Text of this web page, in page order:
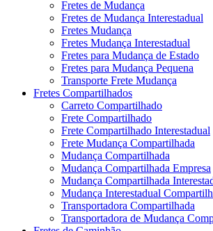
Fretes de Mudança
Fretes de Mudança Interestadual
Fretes Mudança
Fretes Mudança Interestadual
Fretes para Mudança de Estado
Fretes para Mudança Pequena
Transporte Frete Mudança
Fretes Compartilhados
Carreto Compartilhado
Frete Compartilhado
Frete Compartilhado Interestadual
Frete Mudança Compartilhada
Mudança Compartilhada
Mudança Compartilhada Empresa
Mudança Compartilhada
Mudança Interestadual
Transportadora Compartilhada
Transportadora de Mudança